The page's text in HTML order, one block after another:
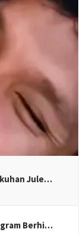
Jule…
Berhi…